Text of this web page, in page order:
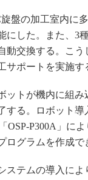
盤の加工室内に
にした。また、3
動交換する。こ
サポートを実施す
ットが機内に組み
する。ロボット
OSP-P300A」に
ログラムを作成で
ステムの導入によ